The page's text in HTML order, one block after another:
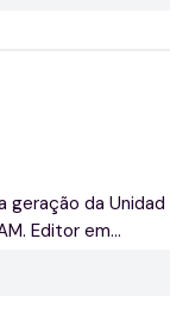
geração da Unidad
Editor em...